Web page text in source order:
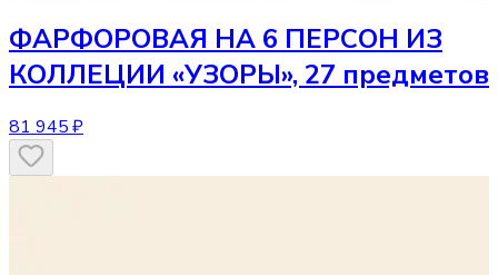
ФАРФОРОВАЯ НА 6 ПЕРСОН ИЗ
КОЛЛЕЦИИ «УЗОРЫ», 27 предметов
81 945 ₽